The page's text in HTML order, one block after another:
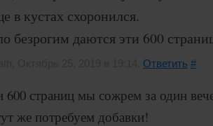
в кустах схоронился.
безрогим даются эти 600
Ответить #
600 страниц мы сожрем за один
же потребуем добавки!